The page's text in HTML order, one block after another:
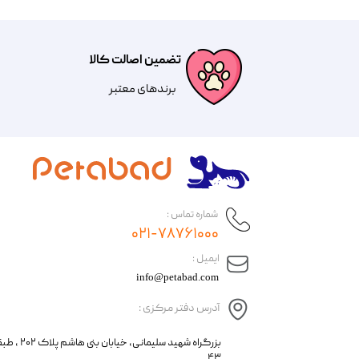
تضمین اصالت کالا
​​برندهای معتبر​​​​​​​
​ایمیل :
آدرس دفتر مرکزی :
info@petabad.com
​​بزرگراه شهید
شماره تماس :
۰۲۱-۷۸۷۶۱۰۰۰